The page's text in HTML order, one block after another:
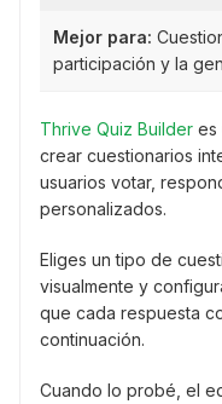
Mejor para:
participación y la
Thrive Quiz Builder es
crear cuestionarios
usuarios votar,
personalizados.
Eliges un tipo de
visualmente y
que cada respuesta
continuación.
Cuando lo probé, el